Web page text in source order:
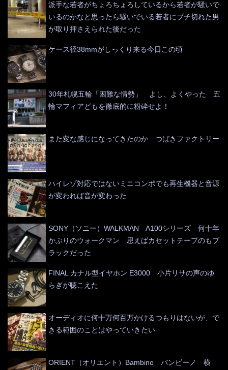
派手な若者がちょろちょろしているから若者が騒いで
いるのかなと思ったら騒いでいる若者にブチ切れた男
が取り押さえられた後だった
ケース径38mmがしっくり来る今日この頃
30年札幌五輪「困難な情勢」 よし、よくやった 五
輪マフィアどもを徹底的に粉砕せよ！
また変な感じになってきたのか つばきファクトリー
ハイレゾ対応ではないミニコンポでも再生機器と音源
が変われば音が変わった
SONY（ソニー）WALKMAN A100シリーズ 何十年
かぶりのウォークマン 思えばカセットテープのもブ
ラックだった
FINAL カナル型イヤホン E3000 小片リサの声のゆ
らぎが聴こえた
オーディオに何十万何百万かけるつもりはないが、で
きる範囲のことはやっていきたい
ORIENT（オリエント）Bambino バンビーノ 横